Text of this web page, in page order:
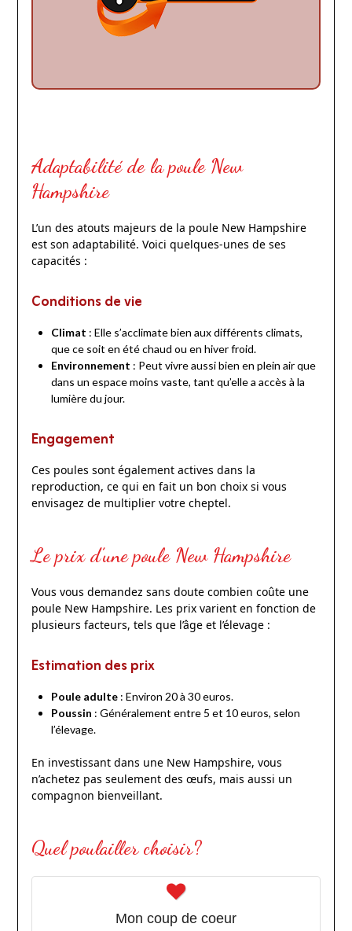
Adaptabilité de la poule New
Hampshire
L’un des atouts majeurs de la poule New Hampshire
est son adaptabilité. Voici quelques-unes de ses
capacités :
Conditions de vie
Climat : Elle s’acclimate bien aux différents climats,
que ce soit en été chaud ou en hiver froid.
Environnement : Peut vivre aussi bien en plein air que
dans un espace moins vaste, tant qu’elle a accès à la
lumière du jour.
Engagement
Ces poules sont également actives dans la
reproduction, ce qui en fait un bon choix si vous
envisagez de multiplier votre cheptel.
Le prix d’une poule New Hampshire
Vous vous demandez sans doute combien coûte une
poule New Hampshire. Les prix varient en fonction de
plusieurs facteurs, tels que l’âge et l’élevage :
Estimation des prix
Poule adulte: Environ 20 à 30 euros.
Poussin : Généralement entre 5 et 10 euros, selon
l’élevage.
En investissant dans une New Hampshire, vous
n’achetez pas seulement des œufs, mais aussi un
compagnon bienveillant.
Quel poulailler choisir?
Mon coup de coeur